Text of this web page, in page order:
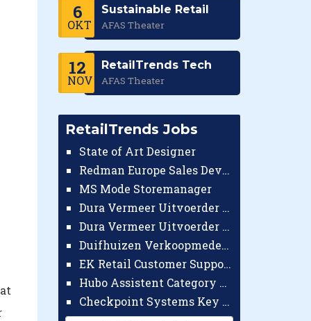
6
OKT
Sustainable Retail
AFAS Theater
12
NOV
RetailTrends Tech
AFAS Theater
RetailTrends Jobs
State of Art Designer
Redman Europe Sales Developer (Europe)
MS Mode Storemanager
Dura Vermeer Uitvoerder GWW Amsterdam
Dura Vermeer Uitvoerder Civiel Nijmegen
Duifhuizen Verkoopmedewerker Ridderkerk
EK Retail Customer Support Omnichannel
Hubo Assistent Category Manager
Checkpoint Systems Key Accountmanager Benelux